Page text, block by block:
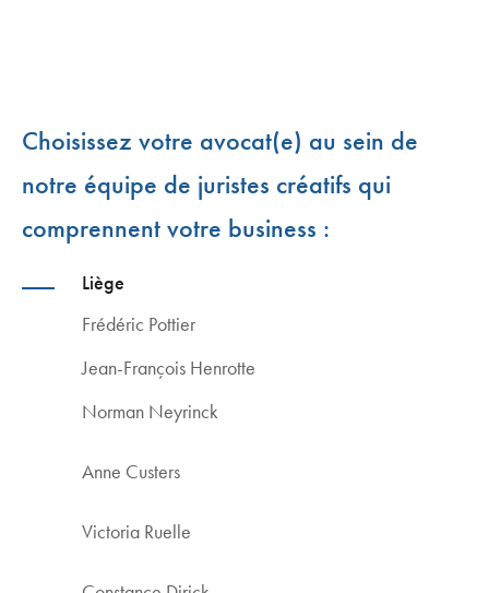
Choisissez votre avocat(e) au sein de
notre équipe de juristes créatifs qui
comprennent votre business :
Liège
Frédéric Pottier
Jean-François Henrotte
Norman Neyrinck
Anne Custers
Victoria Ruelle